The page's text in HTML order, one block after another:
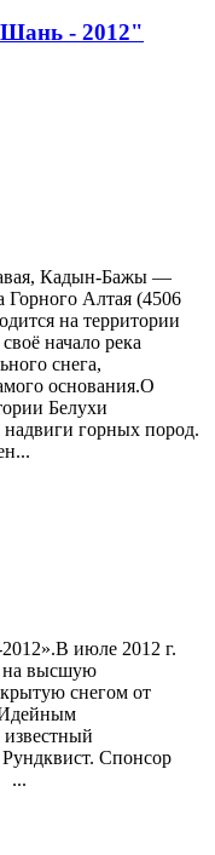
- 2012"
Кадын-Бажы —
Алтая (4506
на территории
начало река
снега,
основания.О
Белухи
горных пород.
июле 2012 г.
на высшую
снегом от
Спонсор
...